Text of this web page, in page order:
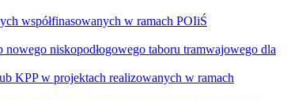
współfinasowanych w ramach POIiŚ
niskopodłogowego taboru tramwajowego dla
KPP w projektach realizowanych w ramach